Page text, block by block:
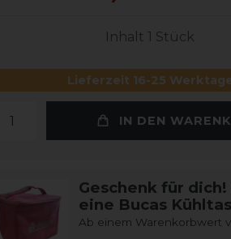
Inhalt 1 Stück
Lieferzeit 16-25
IN DEN
Geschenk für
eine Bucas
Ab einem Warenkorbwert